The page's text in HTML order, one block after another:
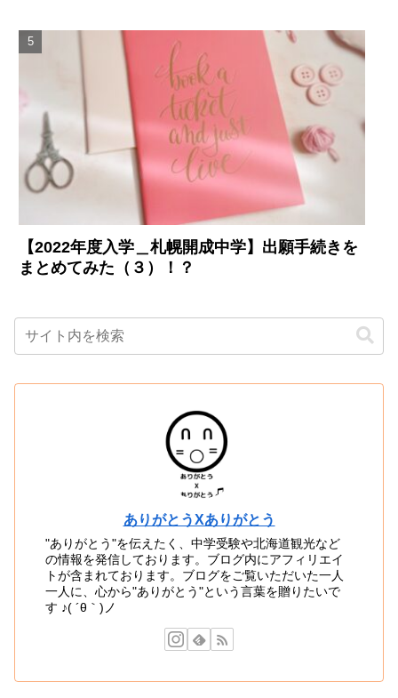
【2022年度入学＿札幌開成中学】出願手続きを
まとめてみた（３）！？
ありがとうXありがとう
"ありがとう"を伝えたく、中学受験や北海道観光など
の情報を発信しております。ブログ内にアフィリエイ
トが含まれております。ブログをご覧いただいた一人
一人に、心から"ありがとう"という言葉を贈りたいで
す ♪( ´θ｀)ノ